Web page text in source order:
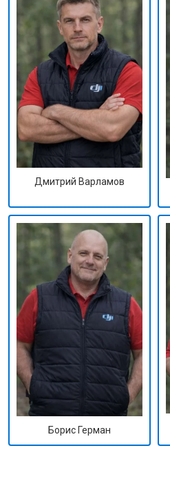
Дмитрий Варламов
Борис Герман